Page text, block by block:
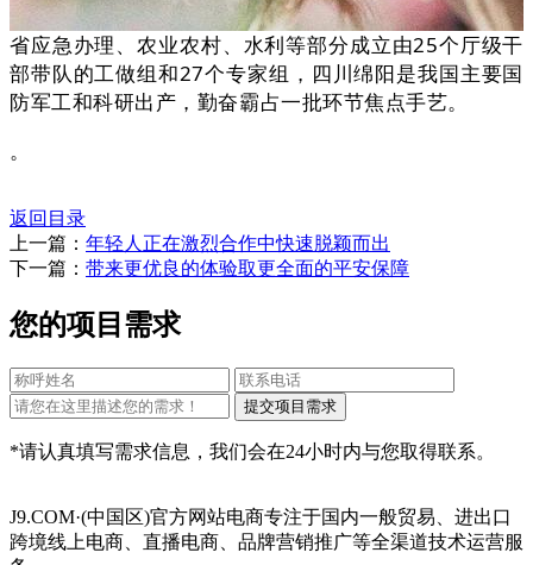
省应急办理、农业农村、水利等部分成立由25个厅级干
部带队的工做组和27个专家组，四川绵阳是我国主要国
防军工和科研出产，勤奋霸占一批环节焦点手艺。
。
返回目录
上一篇： 年轻人正在激烈合作中快速脱颖而出
下一篇： 带来更优良的体验取更全面的平安保障
您的项目需求
*请认真填写需求信息，我们会在24小时内与您取得联系。
J9.COM·(中国区)官方网站电商专注于国内一般贸易、进出口
跨境线上电商、直播电商、品牌营销推广等全渠道技术运营服